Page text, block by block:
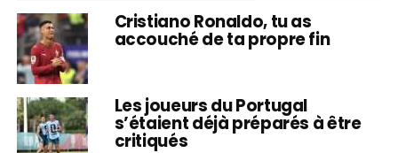
Cristiano Ronaldo, tu as
accouché de ta propre fin
Les joueurs du Portugal
s’étaient déjà préparés à être
critiqués